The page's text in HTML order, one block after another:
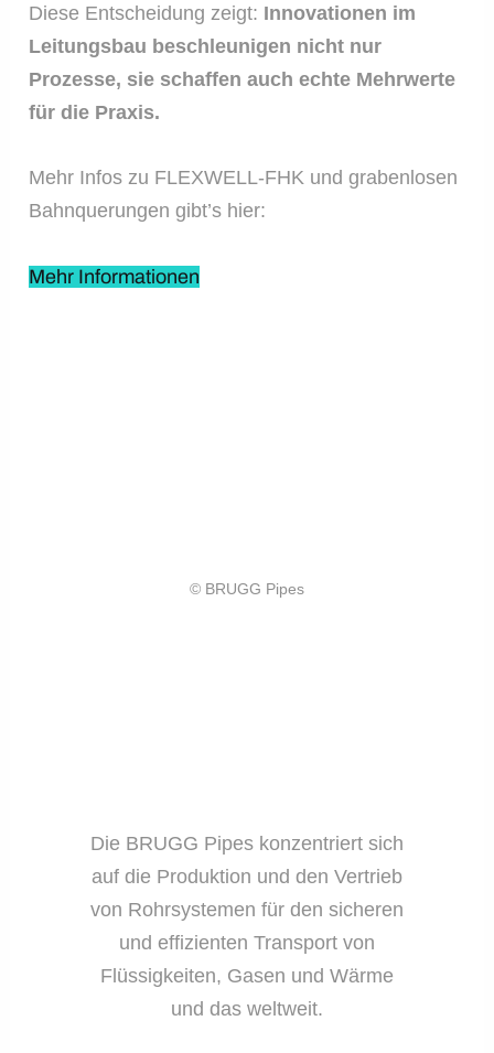
Diese Entscheidung zeigt: Innovationen im
Leitungsbau beschleunigen nicht nur
Prozesse, sie schaffen auch echte Mehrwerte
für die Praxis.
Mehr Infos zu FLEXWELL-FHK und grabenlosen
Bahnquerungen gibt’s hier:
Mehr Informationen
© BRUGG Pipes
Die BRUGG Pipes konzentriert sich
auf die Produktion und den Vertrieb
von Rohrsystemen für den sicheren
und effizienten Transport von
Flüssigkeiten, Gasen und Wärme
und das weltweit.